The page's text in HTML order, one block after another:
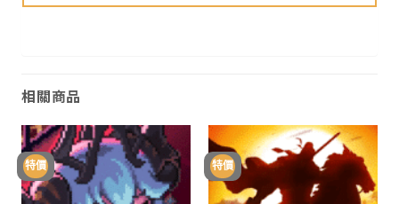
相關商品
特價 特價